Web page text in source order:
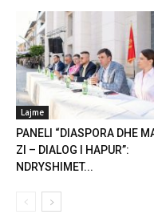
Lajme
PANELI “DIASPORA DHE
ZI – DIALOG I HAPUR”:
NDRYSHIMET...